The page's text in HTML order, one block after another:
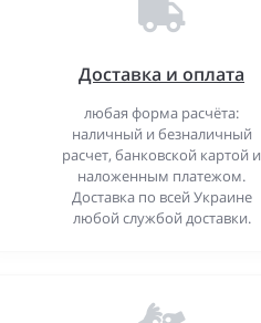
Доставка и оплата
любая форма расчёта:
наличный и безналичный
расчет, банковской картой и
наложенным платежом.
Доставка по всей Украине
любой службой доставки.